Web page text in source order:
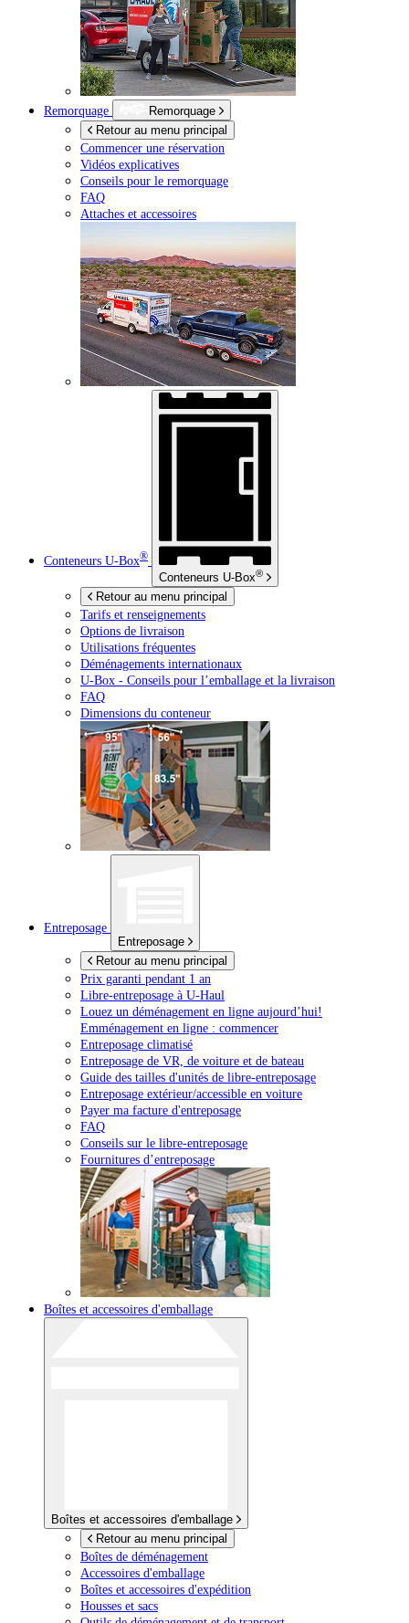
Remorquage
Remorquage
Retour au menu principal
Commencer une réservation
Vidéos explicatives
Conseils pour le remorquage
FAQ
Attaches et accessoires
Conteneurs U-Box®
Conteneurs U-Box®
Retour au menu principal
Tarifs et renseignements
Options de livraison
Utilisations fréquentes
Déménagements internationaux
U-Box - Conseils pour l’emballage et la livraison
FAQ
Dimensions du conteneur
Entreposage
Entreposage
Retour au menu principal
Prix garanti pendant 1 an
Libre-entreposage à U-Haul
Louez un déménagement en ligne aujourd’hui!
Emménagement en ligne : commencer
Entreposage climatisé
Entreposage de VR, de voiture et de bateau
Guide des tailles d'unités de libre-entreposage
Entreposage extérieur/accessible en voiture
Payer ma facture d'entreposage
FAQ
Conseils sur le libre-entreposage
Fournitures d’entreposage
Boîtes et accessoires d'emballage
Boîtes et accessoires d'emballage
Retour au menu principal
Boîtes de déménagement
Accessoires d'emballage
Boîtes et accessoires d'expédition
Housses et sacs